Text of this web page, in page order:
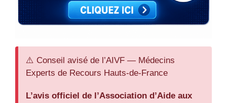
⚠️ Conseil avisé de l’AIVF — Médecins
Experts de Recours Hauts-de-France
L’avis officiel de l’Association d’Aide aux